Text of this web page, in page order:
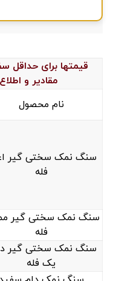
مقادیر و
نام محصول
سنگ نمک سختی گیر
فله
سنگ نمک سختی گیر
فله
سنگ نمک سختی گیر
یک فله